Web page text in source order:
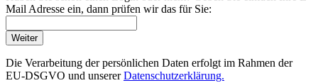
Mail Adresse ein, dann prüfen wir das für Sie:
Weiter
Die Verarbeitung der persönlichen Daten erfolgt im Rahmen der
EU-DSGVO und unsererDatenschutzerklärung.